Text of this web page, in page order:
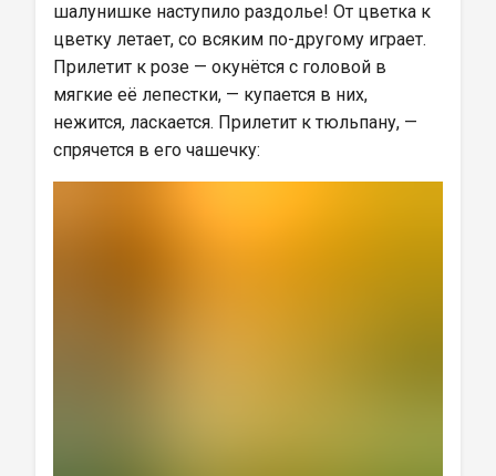
шалунишке наступило раздолье! От цветка к
цветку летает, со всяким по-другому играет.
Прилетит к розе — окунётся с головой в
мягкие её лепестки, — купается в них,
нежится, ласкается. Прилетит к тюльпану, —
спрячется в его чашечку: